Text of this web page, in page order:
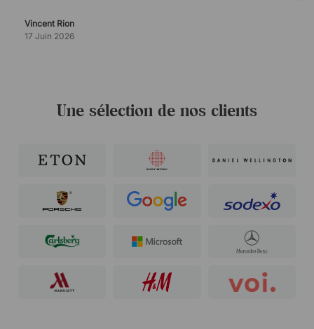
Vincent Rion
17 Juin 2026
Une sélection de nos clients